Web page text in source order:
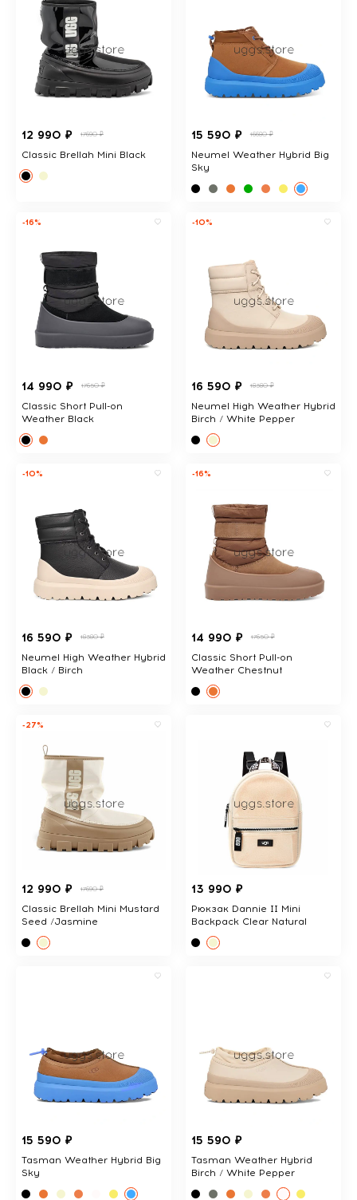
12 990 ₽ 17690 ₽
Classic Brellah Mini Black
15 590 ₽ 16680 ₽
Neumel Weather Hybrid Big
Sky
-16%
14 990 ₽ 17650 ₽
Classic Short Pull-on
Weather Black
-10%
16 590 ₽ 18380 ₽
Neumel High Weather Hybrid
Birch / White Pepper
-10%
16 590 ₽ 18380 ₽
Neumel High Weather Hybrid
Black / Birch
-16%
14 990 ₽ 17650 ₽
Classic Short Pull-on
Weather Chestnut
-27%
12 990 ₽ 17690 ₽
Classic Brellah Mini Mustard
Seed /Jasmine
13 990 ₽
Рюкзак Dannie II Mini
Backpack Clear Natural
15 590 ₽
Tasman Weather Hybrid Big
Sky
15 590 ₽
Tasman Weather Hybrid
Birch / White Pepper